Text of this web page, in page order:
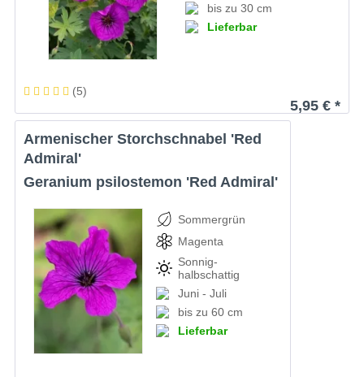
bis zu 30 cm
Lieferbar
(5)
5,95 € *
Armenischer Storchschnabel 'Red
Admiral'
Geranium psilostemon 'Red Admiral'
Sommergrün
Magenta
Sonnig-
halbschattig
Juni - Juli
bis zu 60 cm
Lieferbar